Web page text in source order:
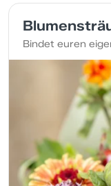
Bindet euren